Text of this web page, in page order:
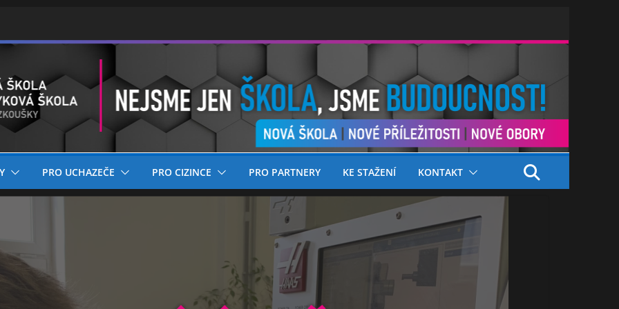
PRO UCHAZEČE PRO CIZINCE PRO PARTNERY KE STAŽENÍ KONTAKT